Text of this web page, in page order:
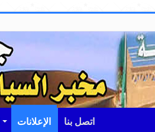
الإعلانات اتصل بنا